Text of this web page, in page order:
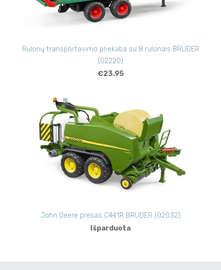
Rulonų transportavimo priekaba su 8 rulonais BRUDER
(02220)
€23.95
John Deere presas C441R BRUDER (02032)
Išparduota